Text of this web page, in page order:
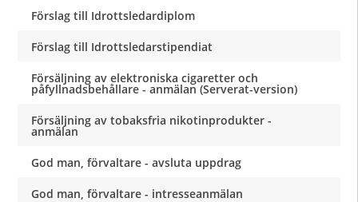
Förslag till Idrottsledardiplom
Förslag till Idrottsledarstipendiat
Försäljning av elektroniska cigaretter och
påfyllnadsbehållare - anmälan (Serverat-version)
Försäljning av tobaksfria nikotinprodukter -
anmälan
God man, förvaltare - avsluta uppdrag
God man, förvaltare - intresseanmälan